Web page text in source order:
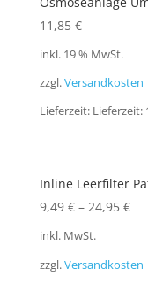
11,85 €
inkl. 19 % MwSt.
zzgl.Versandkosten
Lieferzeit: Lieferzeit:
Inline Leerfilter
9,49 €– 24,95 €
inkl. MwSt.
zzgl.Versandkosten